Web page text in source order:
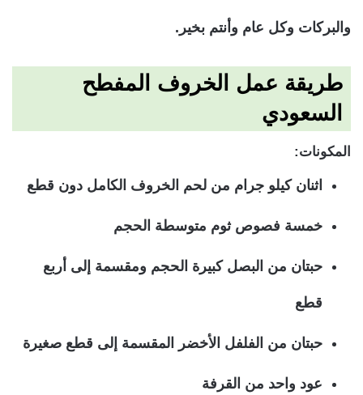
والبركات وكل عام وأنتم بخير.
طريقة عمل الخروف المفطح
السعودي
المكونات:
اثنان كيلو جرام من لحم الخروف الكامل دون قطع
خمسة فصوص ثوم متوسطة الحجم
حبتان من البصل كبيرة الحجم ومقسمة إلى أربع
قطع
حبتان من الفلفل الأخضر المقسمة إلى قطع صغيرة
عود واحد من القرفة